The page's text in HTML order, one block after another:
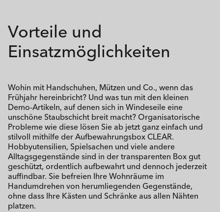
Vorteile und
Einsatzmöglichkeiten
Wohin mit Handschuhen, Mützen und Co., wenn das
Frühjahr hereinbricht? Und was tun mit den kleinen
Demo-Artikeln, auf denen sich in Windeseile eine
unschöne Staubschicht breit macht? Organisatorische
Probleme wie diese lösen Sie ab jetzt ganz einfach und
stilvoll mithilfe der Aufbewahrungsbox CLEAR.
Hobbyutensilien, Spielsachen und viele andere
Alltagsgegenstände sind in der transparenten Box gut
geschützt, ordentlich aufbewahrt und dennoch jederzeit
auffindbar. Sie befreien Ihre Wohnräume im
Handumdrehen von herumliegenden Gegenstände,
ohne dass Ihre Kästen und Schränke aus allen Nähten
platzen.